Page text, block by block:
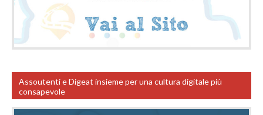
Assoutenti e Digeat insieme per una cultura digitale più
consapevole